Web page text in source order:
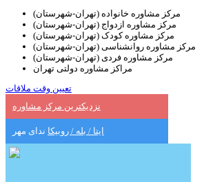
مرکز مشاوره خانواده (تهران-شهرستان)
مرکز مشاوره ازدواج (تهران-شهرستان)
مرکز مشاوره کودک (تهران-شهرستان)
مرکز مشاوره روانشناسی (تهران-شهرستان)
مرکز مشاوره فردی (تهران-شهرستان)
مراکز مشاوره دولتی تهران
تعیین وقت ملاقات
نزدیکترین مرکز مشاوره
ایتا / بله / روبیکا ندای مهر